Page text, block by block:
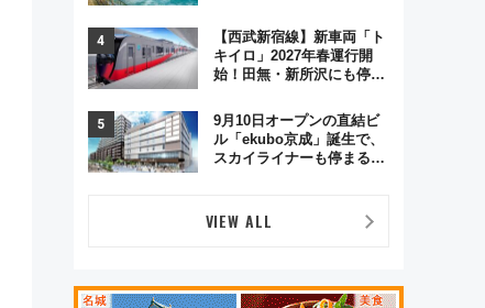
GW旅行まで狙える激アツ
路線まとめ（8/10まで）
【西武新宿線】新車両「ト
キイロ」2027年春運行開
始！田無・新所沢にも停
弾」も
9月10日オープンの直結ビ
ル「ekubo京成」誕生で、
スカイライナーも停まる巨
公開！
VIEW ALL